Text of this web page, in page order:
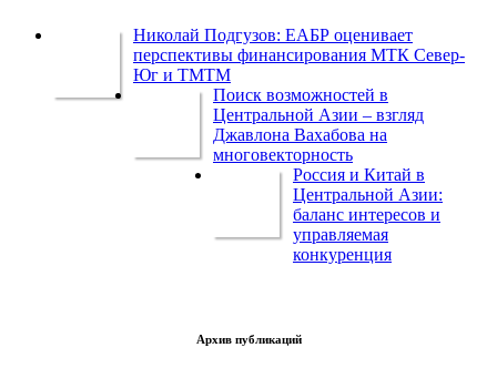
Николай Подгузов: ЕАБР оценивает
перспективы финансирования МТК Север-
Юг и ТМТМ
Поиск возможностей в
Центральной Азии – взгляд
Джавлона Вахабова на
многовекторность
Россия и Китай в
Центральной Азии:
баланс интересов и
управляемая
конкуренция
Архив публикаций